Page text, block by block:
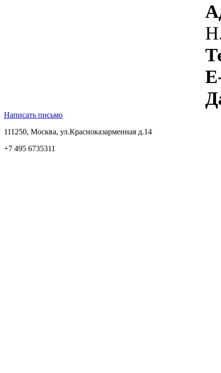
Написать письмо
111250, Москва, ул.Красноказарменная д.14
+7 495 6735311